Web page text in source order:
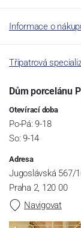
Informace o
Třípatrová
Dům porcelánu
Otevírací doba
Po-Pá: 9-18
So: 9-14
Adresa
Jugoslávská 567/
Praha 2, 120 00
Navigovat